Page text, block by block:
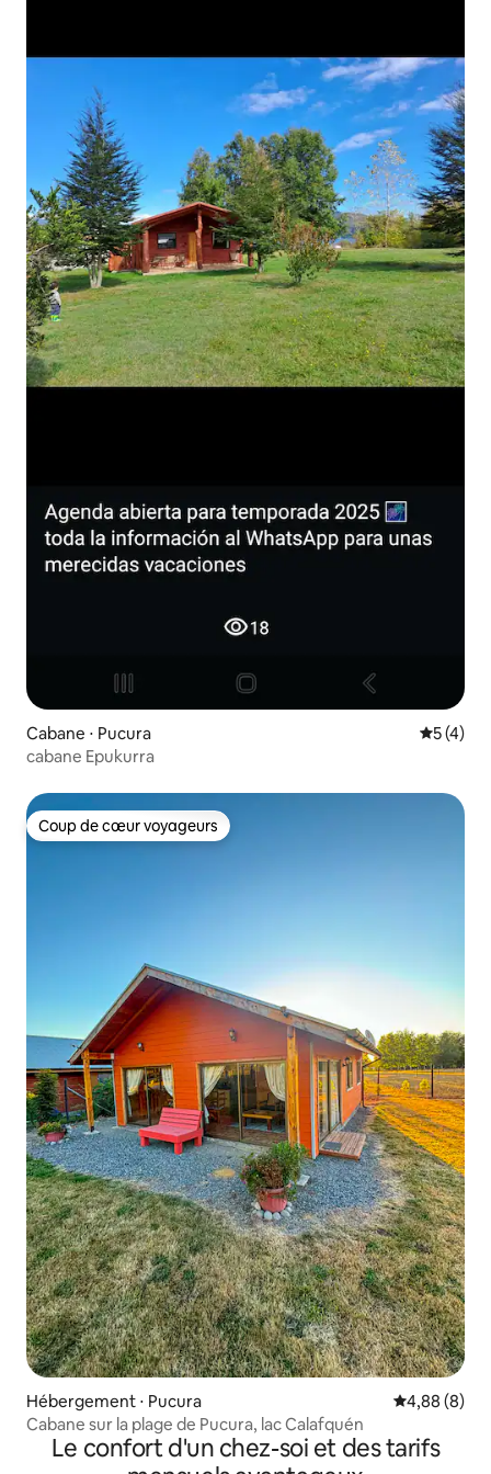
Cabane ⋅ Pucura
5 (4)
cabane Epukurra
Coup de cœur voyageurs
Coup de cœur voyageurs
Hébergement ⋅ Pucura Évaluation
4,88 (8)
Cabane sur la plage de Pucura, lac Calafquén
Le confort d'un chez-soi et des tarifs